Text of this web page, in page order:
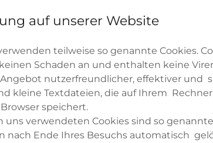
auf unserer Website
teilweise so genannte Cookies.
Schaden an und enthalten keine
nutzerfreundlicher, effektiver und
kleine Textdateien, die auf Ihrem
speichert.
uns verwendeten Cookies sind so
nach Ende Ihres Besuchs automatisch